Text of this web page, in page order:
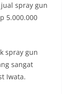
spray gun
5.000.000
spray gun
sangat
Iwata.